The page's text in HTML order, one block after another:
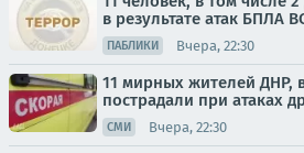
в результате атак БПЛА
ПАБЛИКИ Вчера, 22:30
11 мирных жителей ДНР,
пострадали при атаках
СМИ Вчера, 22:30